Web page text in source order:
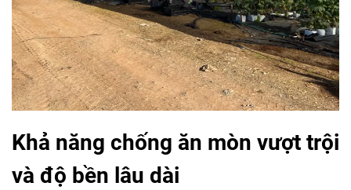
Khả năng chống ăn mòn vượt trội
và độ bền lâu dài